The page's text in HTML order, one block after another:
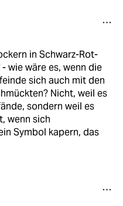
in Schwarz-Rot-
wie wäre es, wenn die
sich auch mit den
Nicht, weil es
sondern weil es
wenn sich
Symbol kapern, das